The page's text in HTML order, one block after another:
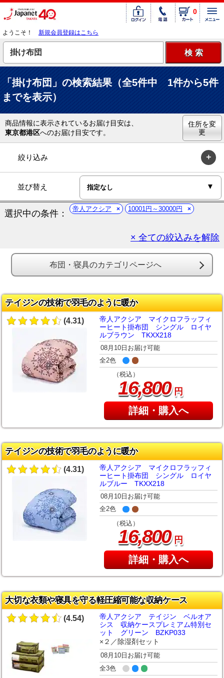
0
ようこそ！ 新規会員登録はこちら
「掛け布団」の検索結果（全5件中 1件から5件
までを表示）
商品情報に表示されているお届け目安は、
東京都港区へのお届け目安です。
住所を変
更
絞り込み
並び替え
選択中の条件： 帝人アクシア 10001円～30000円
× 全ての絞込みを解除
布団・寝具のカテゴリページへ
テイジンの技術で羽毛のように暖か
(4.31)
帝人アクシア マイクロフラッフィ
ーヒート掛布団 シングル ロイヤ
ルブラウン TKXX218
08月10日お届け可能
全2色
（税込）
16,800円
詳細・購入へ
テイジンの技術で羽毛のように暖か
(4.31)
帝人アクシア マイクロフラッフィ
ーヒート掛布団 シングル ロイヤ
ルブルー TKXX218
08月10日お届け可能
全2色
（税込）
16,800円
詳細・購入へ
大切な衣類や寝具を守る軽圧縮可能な収納ケース
(4.54)
帝人アクシア テイジン ベルオア
シス 収納ケースプレミアム特別セ
ット グリーン BZKP033
×２／除湿剤セット
08月10日お届け可能
全3色